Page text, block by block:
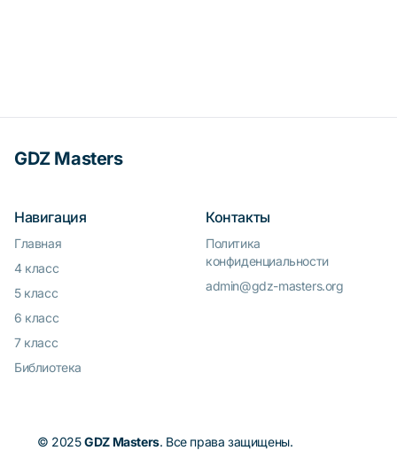
GDZ Masters
Навигация
Главная
4 класс
5 класс
6 класс
7 класс
Библиотека
Контакты
Политика
конфиденциальности
admin@gdz-masters.org
© 2025GDZ Masters. Все права защищены.